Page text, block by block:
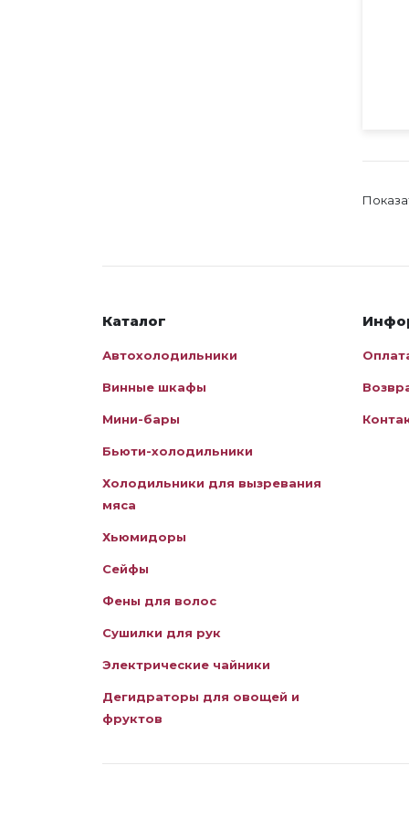
Каталог
Автохолодильники
Винные шкафы
Мини-бары
Бьюти-холодильники
Холодильники для вызревания
мяса
Хьюмидоры
Сейфы
Фены для волос
Сушилки для рук
Электрические чайники
Дегидраторы для овощей и
фруктов